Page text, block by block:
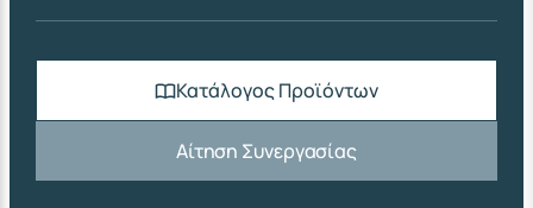
Κατάλογος Προϊόντων
Αίτηση Συνεργασίας